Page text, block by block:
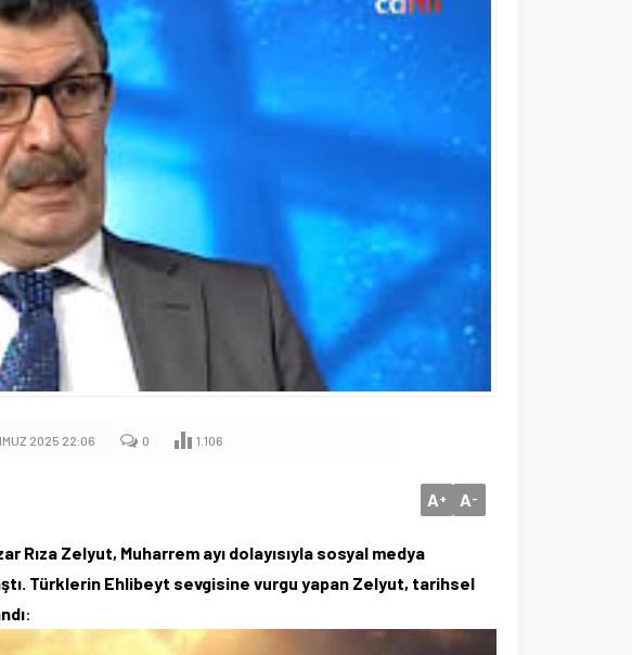
2025 22:06 0 1.106
A+ A-
Rıza Zelyut, Muharrem ayı dolayısıyla sosyal medya
Türklerin Ehlibeyt sevgisine vurgu yapan Zelyut, tarihsel
: